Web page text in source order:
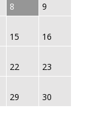
8 9
15 16
22 23
29 30